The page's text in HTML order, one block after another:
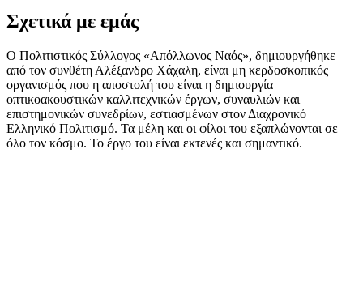
Σχετικά με εμάς
Ο Πολιτιστικός Σύλλογος «Απόλλωνος Ναός», δημιουργήθηκε
από τον συνθέτη Αλέξανδρο Χάχαλη, είναι μη κερδοσκοπικός
οργανισμός που η αποστολή του είναι η δημιουργία
οπτικοακουστικών καλλιτεχνικών έργων, συναυλιών και
επιστημονικών συνεδρίων, εστιασμένων στον Διαχρονικό
Ελληνικό Πολιτισμό. Τα μέλη και οι φίλοι του εξαπλώνονται σε
όλο τον κόσμο. Το έργο του είναι εκτενές και σημαντικό.